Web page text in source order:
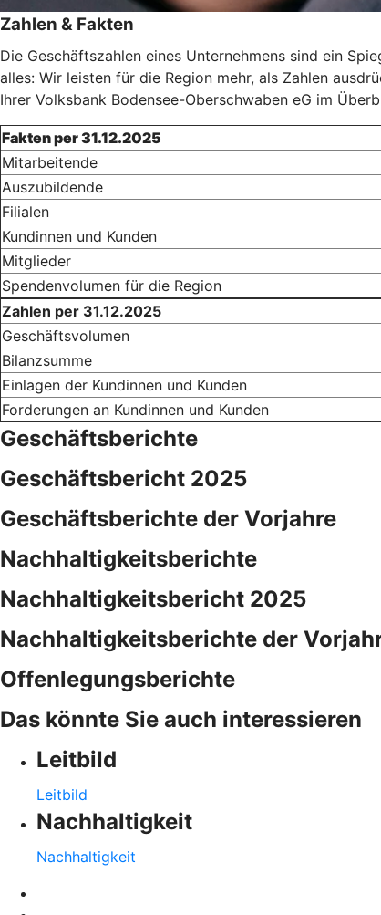
Zahlen & Fakten
Die Geschäftszahlen eines Unternehmens sind ein
alles: Wir leisten für die Region mehr, als Zahlen
Ihrer Volksbank Bodensee-Oberschwaben eG im
Fakten per 31.12.2025
Mitarbeitende
Auszubildende
Filialen
Kundinnen und Kunden
Mitglieder
Spendenvolumen für die Region
Zahlen per 31.12.2025
Geschäftsvolumen
Bilanzsumme
Einlagen der Kundinnen und Kunden
Forderungen an Kundinnen und Kunden
Geschäftsberichte
Geschäftsbericht 2025
Geschäftsberichte der Vorjahre
Nachhaltigkeitsberichte
Nachhaltigkeitsbericht 2025
Nachhaltigkeitsberichte der
Offenlegungsberichte
Das könnte Sie auch interessieren
Leitbild
Leitbild
Nachhaltigkeit
Nachhaltigkeit